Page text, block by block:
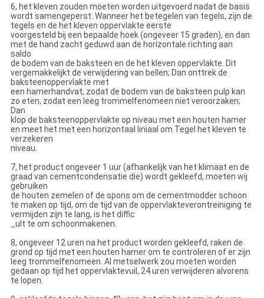
6, het kleven zouden moeten worden uitgevoerd nadat de basis
wordt samengeperst. Wanneer het betegelen van tegels, zijn de
tegels en de het kleven oppervlakte eerste
voorgesteld bij een bepaalde hoek (ongeveer 15 graden), en dan
met de hand zacht geduwd aan de horizontale richting aan
saldo
de bodem van de baksteen en de het kleven oppervlakte. Dit
vergemakkelijkt de verwijdering van bellen; Dan onttrek de
baksteenoppervlakte met
een hamerhandvat, zodat de bodem van de baksteen pulp kan
zo eten, zodat een leeg trommelfenomeen niet veroorzaken;
Dan
klop de baksteenoppervlakte op niveau met een houten hamer
en meet het met een horizontaal liniaal om Tegel het kleven te
verzekeren
niveau.
7, het product ongeveer 1 uur (afhankelijk van het klimaat en de
graad van cementcondensatie die) wordt gekleefd, moeten wij
gebruiken
de houten zemelen of de spons om de cementmodder schoon
te maken op tijd, om de tijd van de oppervlakteverontreiniging te
vermijden zijn te lang, is het diffic
_ult te om schoonmakenen.
8, ongeveer 12 uren na het product worden gekleefd, raken de
grond op tijd met een houten hamer om te controleren of er zijn
leeg trommelfenomeen. Al metselwerk zou moeten worden
gedaan op tijd het oppervlaktevuil, 24 uren verwijderen alvorens
te lopen.